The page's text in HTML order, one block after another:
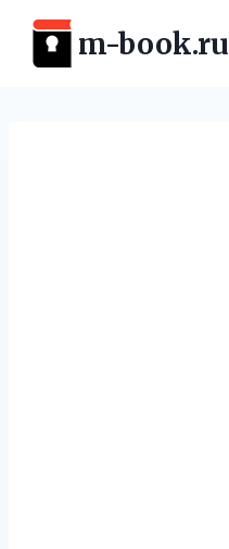
Перейти
содержимому
m-book.ru